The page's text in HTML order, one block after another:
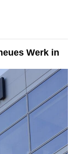
Werk in